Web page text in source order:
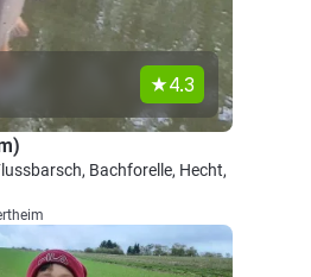
4.3
Bachforelle, Hecht,